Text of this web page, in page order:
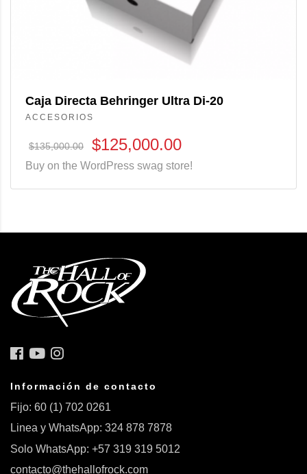
Caja Directa Behringer Ultra Di-20
ACCESORIOS
$135,000.00 $125,000.00
Buy on the WordPress swag store!
Información de contacto
Fijo: 60 (1) 702 0261
Linea y WhatsApp: 324 878 7878
Solo WhatsApp: +57 319 319 5012
contacto@thehallofrock.com